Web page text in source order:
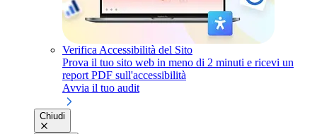
Verifica Accessibilità del Sito
Prova il tuo sito web in meno di 2 minuti e ricevi un
report PDF sull'accessibilità
Avvia il tuo audit
Chiudi